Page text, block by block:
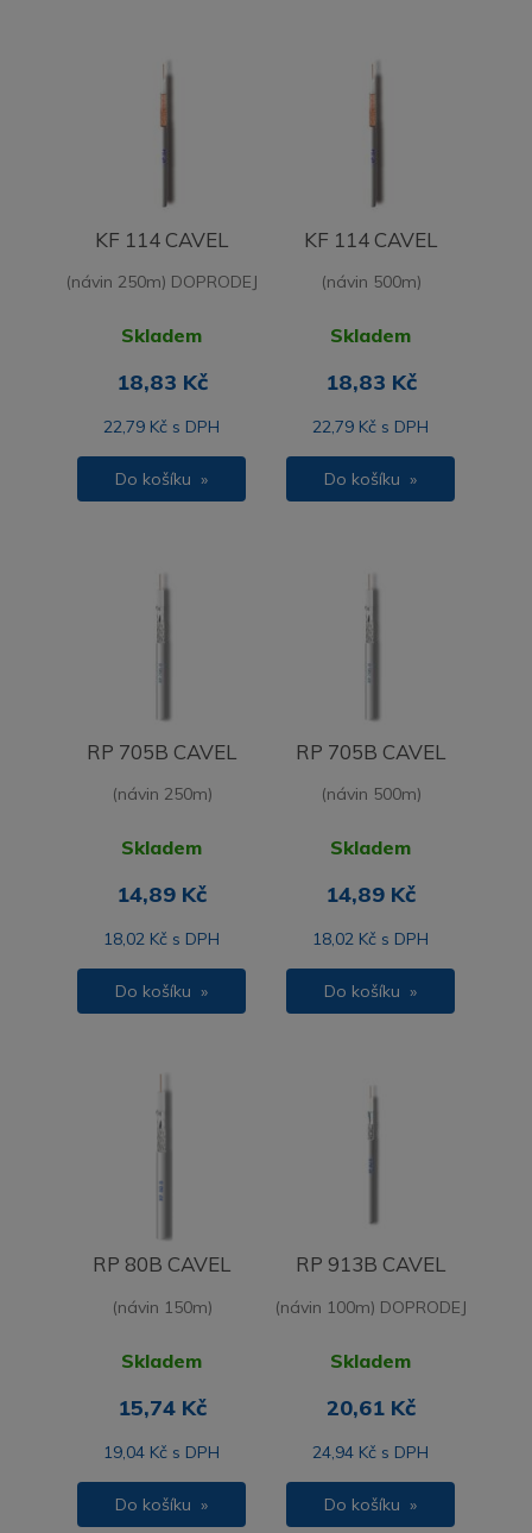
KF 114 CAVEL
(návin 250m) DOPRODEJ
Skladem
18,83 Kč
22,79 Kč s DPH
Do košíku »
KF 114 CAVEL
(návin 500m)
Skladem
18,83 Kč
22,79 Kč s DPH
Do košíku »
RP 705B CAVEL
(návin 250m)
Skladem
14,89 Kč
18,02 Kč s DPH
Do košíku »
RP 705B CAVEL
(návin 500m)
Skladem
14,89 Kč
18,02 Kč s DPH
Do košíku »
RP 80B CAVEL
(návin 150m)
Skladem
15,74 Kč
19,04 Kč s DPH
Do košíku »
RP 913B CAVEL
(návin 100m) DOPRODEJ
Skladem
20,61 Kč
24,94 Kč s DPH
Do košíku »